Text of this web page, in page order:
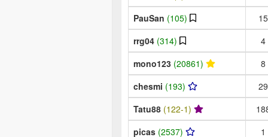
PauSan (105)
15
rrg04 (314)
4
mono123 (20861)
8
chesmi (193)
29
Tatu88 (122-1)
picas (2537) 1